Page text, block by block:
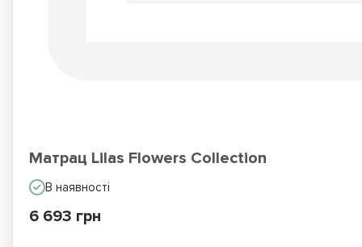
Матрац Lilas Flowers Collection
В наявності
6 693 грн